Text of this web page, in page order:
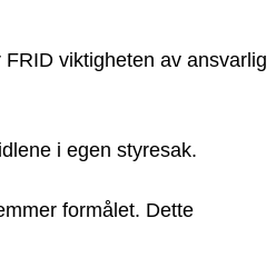
viktigheten av ansvarlig
i egen styresak.
formålet. Dette